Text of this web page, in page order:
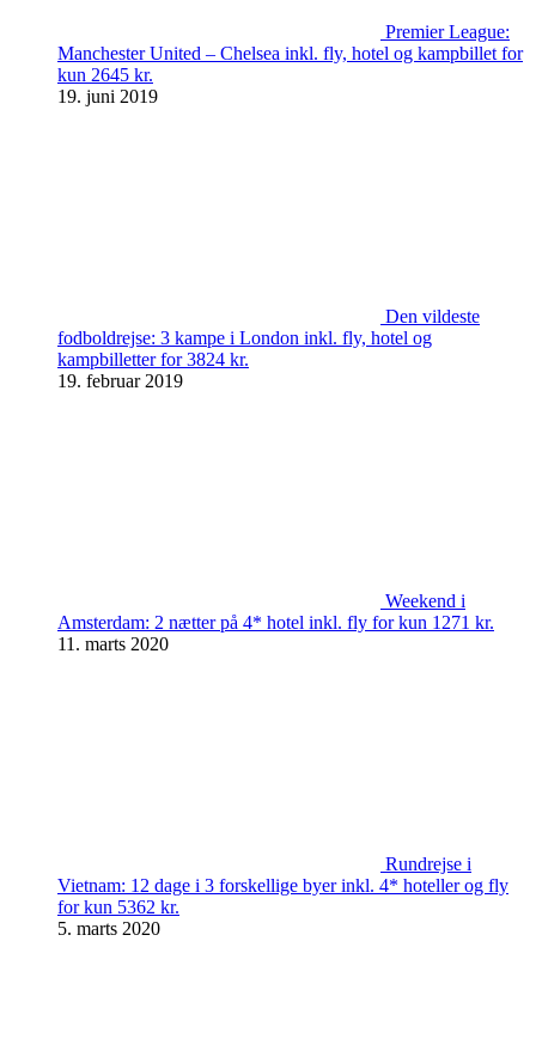
Premier League:
Manchester United – Chelsea inkl. fly, hotel og kampbillet for
kun 2645 kr.
19. juni 2019
Den vildeste
fodboldrejse: 3 kampe i London inkl. fly, hotel og
kampbilletter for 3824 kr.
19. februar 2019
Weekend i
Amsterdam: 2 nætter på 4* hotel inkl. fly for kun 1271 kr.
11. marts 2020
Rundrejse i
Vietnam: 12 dage i 3 forskellige byer inkl. 4* hoteller og fly
for kun 5362 kr.
5. marts 2020